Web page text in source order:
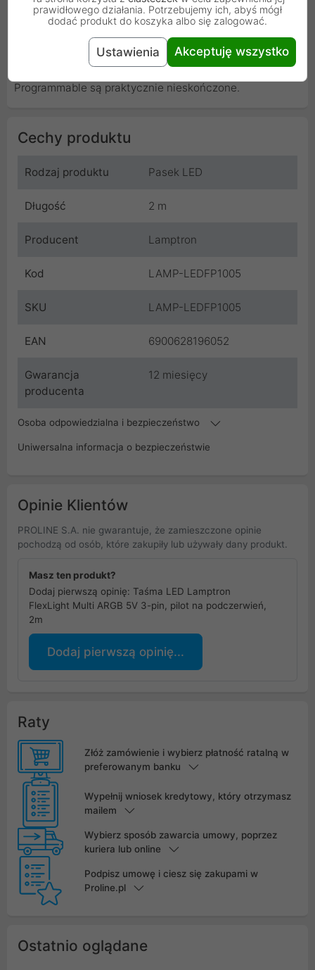
różnymi kolorami za pomocą pilota na podczerwień i
posiada oprócz prostego oświetlenia efekty świetlne
typu fade, stroboskopowe, gładkie i błyskowe.
Możliwości lampy Lamptron FlexLight Multi
Programmable są praktycznie nieskończone.
Cechy produktu
Rodzaj produktu Pasek LED
Długość 2 m
Producent Lamptron
Kod LAMP-LEDFP1005
SKU LAMP-LEDFP1005
EAN 6900628196052
Gwarancja
producenta
12 miesięcy
Osoba odpowiedzialna i bezpieczeństwo
Uniwersalna informacja o bezpieczeństwie
Opinie Klientów
PROLINE S.A. nie gwarantuje, że zamieszczone opinie
pochodzą od osób, które zakupiły lub używały dany produkt.
Masz ten produkt?
Dodaj pierwszą opinię: Taśma LED Lamptron
FlexLight Multi ARGB 5V 3-pin, pilot na podczerwień,
2m
Dodaj pierwszą opinię...
Raty
Złóż zamówienie i wybierz płatność ratalną w
preferowanym banku
Wypełnij wniosek kredytowy, który otrzymasz
mailem
Wybierz sposób zawarcia umowy, poprzez
kuriera lub online
Podpisz umowę i ciesz się zakupami w
Proline.pl
Ostatnio oglądane
prawidłowego działania. Potrzebujemy ich, abyś mógł
dodać produkt do koszyka albo się zalogować.
Ustawienia Akceptuję wszystko